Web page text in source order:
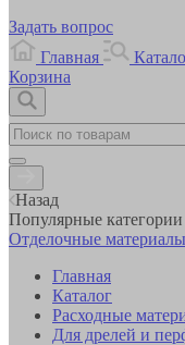
Задать вопрос
Главная
Корзина
Назад
Популярные категории
Отделочные материалы
Главная
Каталог
Расходные
Для дрелей и